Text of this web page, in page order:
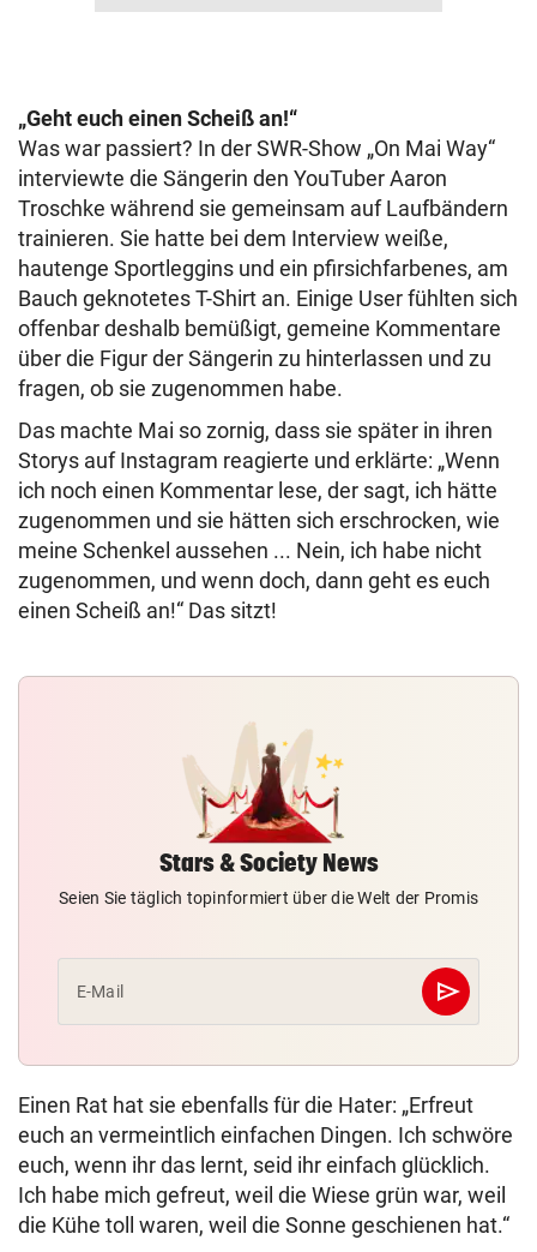
„Geht euch einen Scheiß an!“
Was war passiert? In der SWR-Show „On Mai Way“
interviewte die Sängerin den YouTuber Aaron
Troschke während sie gemeinsam auf Laufbändern
trainieren. Sie hatte bei dem Interview weiße,
hautenge Sportleggins und ein pfirsichfarbenes, am
Bauch geknotetes T-Shirt an. Einige User fühlten sich
offenbar deshalb bemüßigt, gemeine Kommentare
über die Figur der Sängerin zu hinterlassen und zu
fragen, ob sie zugenommen habe.
Das machte Mai so zornig, dass sie später in ihren
Storys auf Instagram reagierte und erklärte: „Wenn
ich noch einen Kommentar lese, der sagt, ich hätte
zugenommen und sie hätten sich erschrocken, wie
meine Schenkel aussehen ... Nein, ich habe nicht
zugenommen, und wenn doch, dann geht es euch
einen Scheiß an!“ Das sitzt!
Stars & Society News
Seien Sie täglich topinformiert über die Welt der Promis
E-Mail send
Abschicken
Einen Rat hat sie ebenfalls für die Hater: „Erfreut
euch an vermeintlich einfachen Dingen. Ich schwöre
euch, wenn ihr das lernt, seid ihr einfach glücklich.
Ich habe mich gefreut, weil die Wiese grün war, weil
die Kühe toll waren, weil die Sonne geschienen hat.“